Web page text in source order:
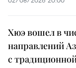
Хюэ вошел в
направлений
с